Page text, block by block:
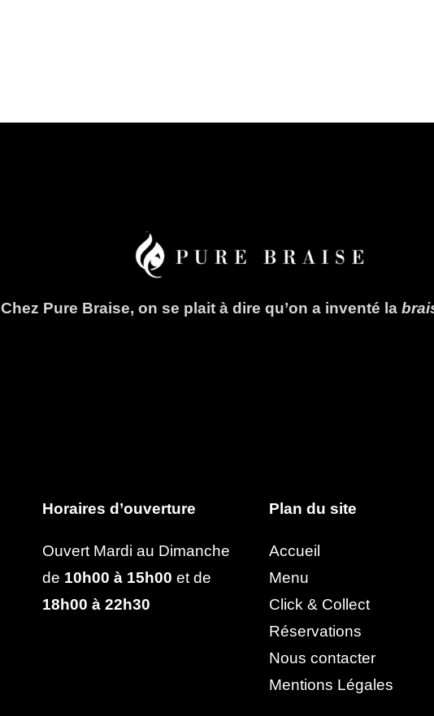
Chez Pure Braise, on se plait à dire qu’on a inventé la
Horaires d’ouverture
Ouvert Mardi au Dimanche
de 10h00 à 15h00 et de
18h00 à 22h30
Plan du site
Accueil
Menu
Click & Collect
Réservations
Nous contacter
Mentions Légales